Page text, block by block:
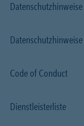
Code of Conduct
Dienstleisterliste